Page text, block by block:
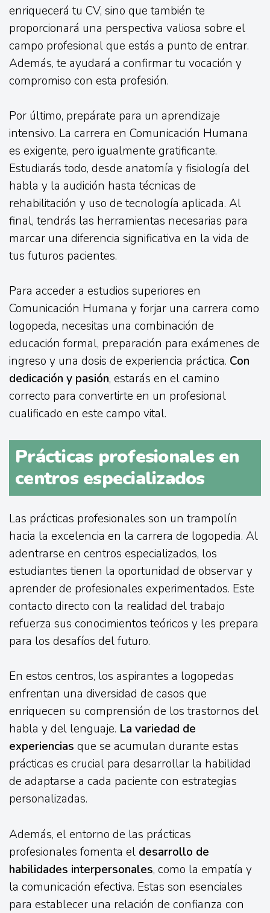
enriquecerá tu CV, sino que también te
proporcionará una perspectiva valiosa sobre el
campo profesional que estás a punto de entrar.
Además, te ayudará a confirmar tu vocación y
compromiso con esta profesión.
Por último, prepárate para un aprendizaje
intensivo. La carrera en Comunicación Humana
es exigente, pero igualmente gratificante.
Estudiarás todo, desde anatomía y fisiología del
habla y la audición hasta técnicas de
rehabilitación y uso de tecnología aplicada. Al
final, tendrás las herramientas necesarias para
marcar una diferencia significativa en la vida de
tus futuros pacientes.
Para acceder a estudios superiores en
Comunicación Humana y forjar una carrera como
logopeda, necesitas una combinación de
educación formal, preparación para exámenes de
ingreso y una dosis de experiencia práctica. Con
dedicación y pasión, estarás en el camino
correcto para convertirte en un profesional
cualificado en este campo vital.
Prácticas profesionales en
centros especializados
Las prácticas profesionales son un trampolín
hacia la excelencia en la carrera de logopedia. Al
adentrarse en centros especializados, los
estudiantes tienen la oportunidad de observar y
aprender de profesionales experimentados. Este
contacto directo con la realidad del trabajo
refuerza sus conocimientos teóricos y les prepara
para los desafíos del futuro.
En estos centros, los aspirantes a logopedas
enfrentan una diversidad de casos que
enriquecen su comprensión de los trastornos del
habla y del lenguaje. La variedad de
experiencias que se acumulan durante estas
prácticas es crucial para desarrollar la habilidad
de adaptarse a cada paciente con estrategias
personalizadas.
Además, el entorno de las prácticas
profesionales fomenta el desarrollo de
habilidades interpersonales, como la empatía y
la comunicación efectiva. Estas son esenciales
para establecer una relación de confianza con